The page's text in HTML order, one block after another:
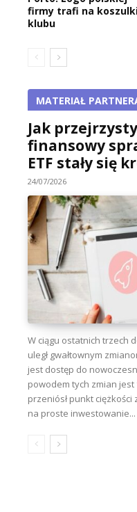
firmy trafi na
klubu
MATERIAŁ
Jak
finansowy
ETF stały się
24/07/2026
W ciągu ostatnich trzech
uległ gwałtownym
jest dostęp do
powodem tych zmian
przeniósł punkt
na proste inwestowanie...